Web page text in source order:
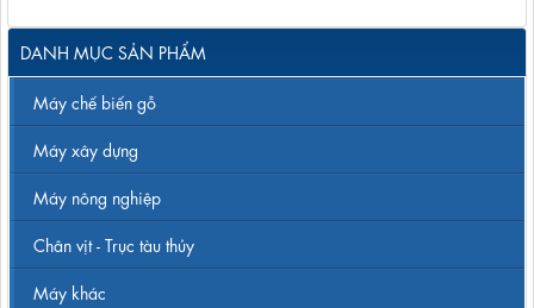
DANH MỤC SẢN PHẨM
Máy chế biến gỗ
Máy xây dựng
Máy nông nghiệp
Chân vịt - Trục tàu thủy
Máy khác